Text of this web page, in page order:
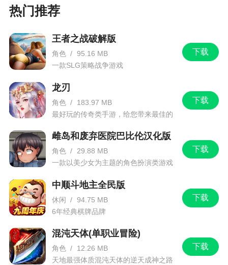
每级都有立竿见影的提升）。
清气球杀moba全能，海盗上路全图流可针对moba
和buff甲班上的塔中路范围伤害还秒杀moba下路赚
钱反隐，两个塔定位不重复性价比都超高。
5、关于5级塔
5级塔比较贵，可能打一局下来都升不了1、2
是有的五级塔却有着质的提升，点名批评500德鲁
伊，点名表扬005德鲁伊，没必要非得全部都升级。
德鲁伊这个塔强在升级，005德鲁伊就是少数战
斗能力“可以”超过太阳神殿的塔，不过需要230猴
的例子），和5个004德鲁伊。
下路六德流天下第一。
热门推荐
下载
王者之战破解版
角色 / 95.16 MB
一款SLG策略战争游戏
下载
龙刃
角色 /
183.97 MB
最好玩的传奇类手游，给您带来最佳的
下载
雌岛和废弃医院巴比伦汉化版
角色 / 29.88 MB
一款以美少女为主题的角色扮演类游戏
下载
中顺斗地主全民版
休闲 / 94.75 MB
6年经典棋牌品牌
下载
混沌天体(单职业冒险)
角色 /
12.26 MB
天地最强体质混沌天体的逆天成神之路